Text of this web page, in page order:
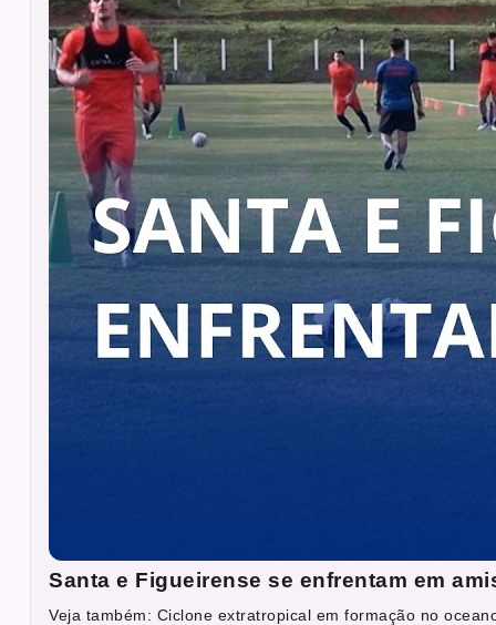
Santa e Figueirense se enfrentam em
Veja também: Ciclone extratropical em formação no